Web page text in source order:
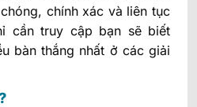
chính xác và liên tục
cần truy cập bạn sẽ biết
bàn thắng nhất ở các giải